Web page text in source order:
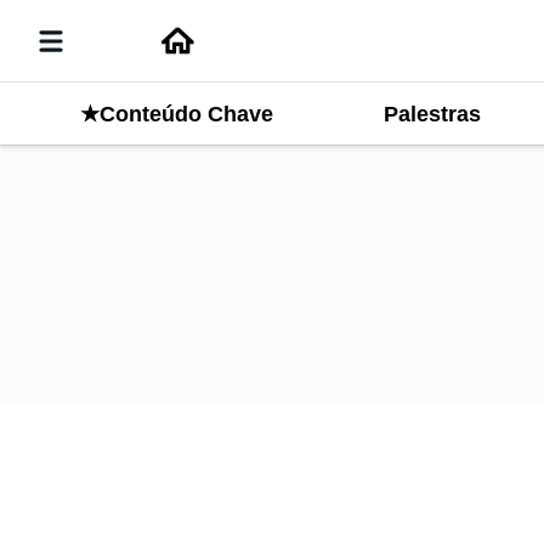
★Conteúdo Chave Palestras